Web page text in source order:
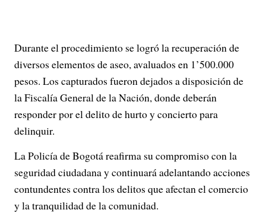
Durante el procedimiento se logró la recuperación de
diversos elementos de aseo, avaluados en 1’500.000
pesos. Los capturados fueron dejados a disposición de
la Fiscalía General de la Nación, donde deberán
responder por el delito de hurto y concierto para
delinquir.
La Policía de Bogotá reafirma su compromiso con la
seguridad ciudadana y continuará adelantando acciones
contundentes contra los delitos que afectan el comercio
y la tranquilidad de la comunidad.